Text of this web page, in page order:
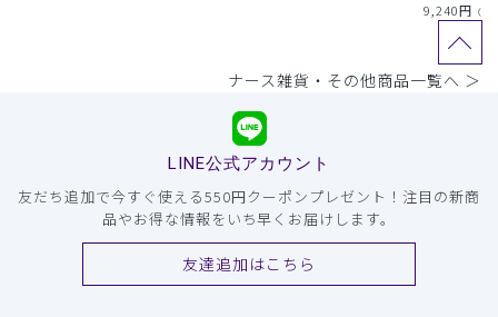
9,240円 （税
ナース雑貨・その他商品一覧へ ＞
LINE公式アカウント
友だち追加で今すぐ使える550円クーポンプレゼント！注目の新商
品やお得な情報をいち早くお届けします。
友達追加はこちら